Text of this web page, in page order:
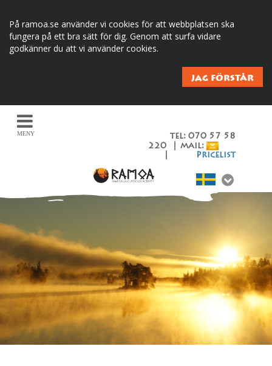
På ramoa.se använder vi cookies för att webbplatsen ska
fungera på ett bra sätt för dig. Genom att surfa vidare
godkänner du att vi använder cookies.
JAG FÖRSTÅR
tel: 070 57 58
220 | mail:
Pricelist
MENY